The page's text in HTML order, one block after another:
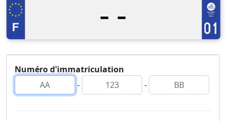
- -
Numéro d'immatriculation
-
-